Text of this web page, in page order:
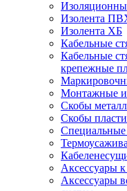
Изолента
Изолента ХБ
Кабельные
Кабельные
крепежные
Монтажные
Скобы
Скобы
Аксессуары
Аксессуары